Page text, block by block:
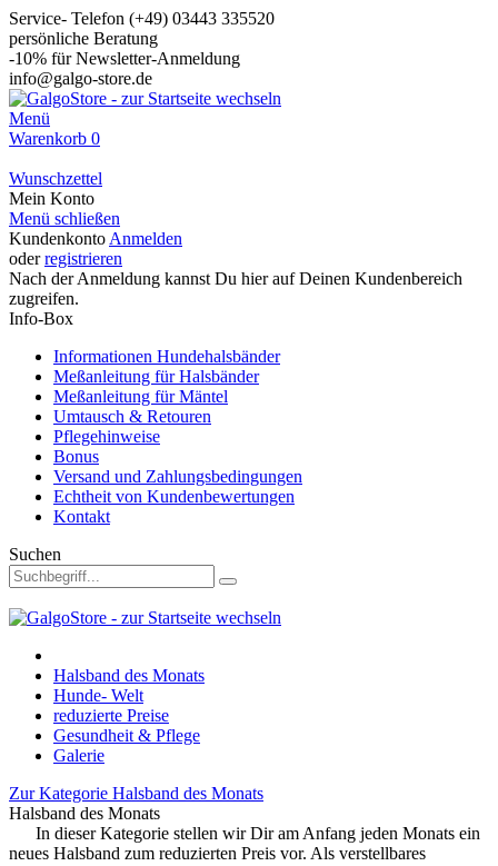
Service- Telefon (+49) 03443 335520
persönliche Beratung
-10% für Newsletter-Anmeldung
info@galgo-store.de
Menü
Warenkorb 0
Wunschzettel
Mein Konto
Menü schließen
Kundenkonto Anmelden
oderregistrieren
Nach der Anmeldung kannst Du hier auf Deinen Kundenbereich
zugreifen.
Info-Box
Informationen Hundehalsbänder
Meßanleitung für Halsbänder
Meßanleitung für Mäntel
Umtausch & Retouren
Pflegehinweise
Bonus
Versand und Zahlungsbedingungen
Echtheit von Kundenbewertungen
Kontakt
Suchen
Halsband des Monats
Hunde- Welt
reduzierte Preise
Gesundheit & Pflege
Galerie
Zur Kategorie Halsband des Monats
Halsband des Monats
In dieser Kategorie stellen wir Dir am Anfang jeden Monats ein
neues Halsband zum reduzierten Preis vor. Als verstellbares